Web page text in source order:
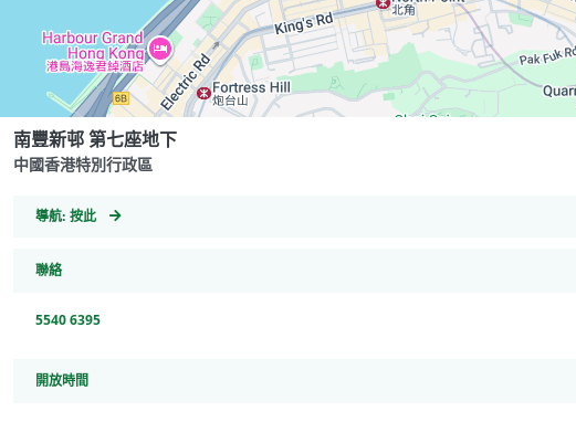
中國香港特別行政區
南豐新邨 第七座地下
導航: GeoCoordinates
按此
聯絡
5540 6395
開放時間